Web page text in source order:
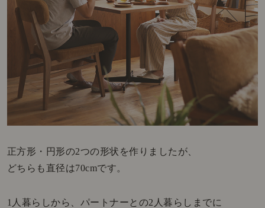
正方形・円形の2つの形状を作りましたが、
どちらも直径は70cmです。
1人暮らしから、パートナーとの2人暮らしまでに